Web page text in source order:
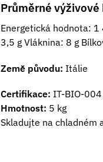
Průměrné výživové
Energetická hodnota:
3,5 g Vláknina: 8 g
Země původu: Itálie
Certifikace: IT-BIO-
Hmotnost: 5 kg
Skladujte na chladném